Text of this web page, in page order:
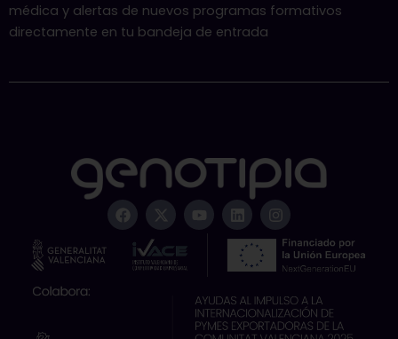
médica y alertas de nuevos programas formativos
directamente en tu bandeja de entrada
F
a
c
X
-
t
w
i
Y
o
u
e
L
i
n
k
e
i
n
I
n
s
a
r
a
m